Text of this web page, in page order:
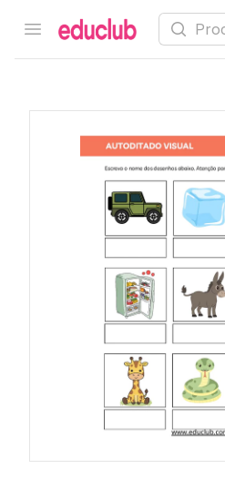
Open menu
Educlub Procurar